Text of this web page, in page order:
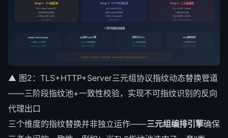
Stage 1 · TLS指纹池
200+ Cipher Suites组合
15套椭圆曲线配置
JA3指纹总数: 1800+
每60分钟轮换
Stage 2 · HTTP头指纹池
80+ Server头变体
15套Header顺序模板
动态X-Powered-By
Stage 3 · 三元组编排
TLS × HTTP × Server
一致性校验引擎
指纹混淆度 > 99.5%
▼ 四平台指纹对抗效果
Google Safe Browsing
✓ 动态Server头绕过
无Nginx/Apache特征
QQ/微信 URL引擎
✓ HTTP头顺序随机化
国家反诈 DPI
✓ JA3指纹动态轮换
APK爆毒检测
✓ 多签名并行分发
轮换频率: TLS/60min · HTTP/按需 · Server/每请求 | 零指纹泄漏运营 180+ 天
▲ 图2：TLS+HTTP+Server三元组协议指纹动态替换管道
——三阶段指纹池+一致性校验，实现不可指纹识别的反向
代理出口
三个维度的指纹替换并非独立运作——三元组编排引擎确保